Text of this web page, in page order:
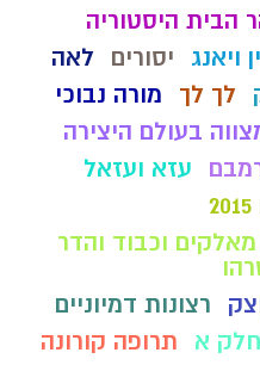
הבית היסטוריה
ויאנג יסורים
לאה
לך לך
מורה נבוכי
בעולם היצירה
עזא ועזאל
וכבוד והדר
רצונות דמיוניים
א
תרופה קורונה